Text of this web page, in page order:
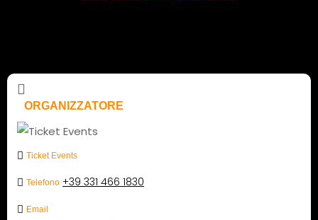
ORGANIZZATORE
Ticket Events
Telefono +39 331 466 1830
Email